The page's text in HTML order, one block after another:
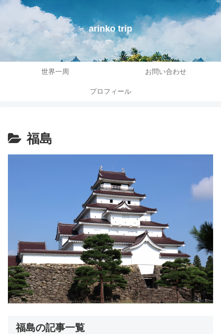
arinko trip
世界一周 お問い合わせ
プロフィール
福島
福島の記事一覧